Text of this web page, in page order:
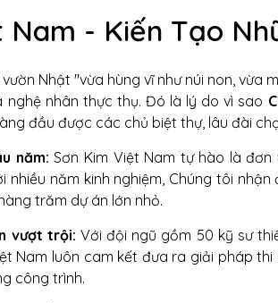
Nam - Kiến Tạo
Nhật "vừa hùng vĩ như núi non, vừa
nghệ nhân thực thụ. Đó là lý do vì sao
đầu được các chủ biệt thự, lâu đài
năm: Sơn Kim Việt Nam tự hào là
nhiều năm kinh nghiệm, Chúng tôi
trăm dự án lớn nhỏ.
vượt trội: Với đội ngũ gồm 50 kỹ sư
Nam luôn cam kết đưa ra giải pháp
công trình.